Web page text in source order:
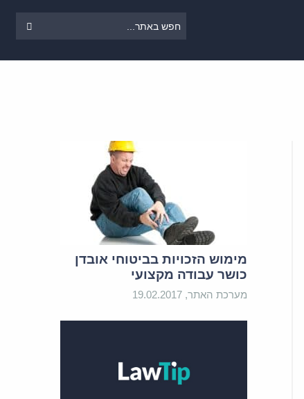
מימוש הזכויות בביטוחי אובדן
כושר עבודה מקצועי
מערכת האתר, 19.02.2017